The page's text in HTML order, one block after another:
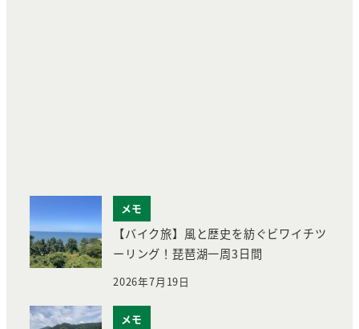
メモ
【バイク旅】風と歴史を紡ぐビワイチツ
ーリング！琵琶湖一周3日間
2026年7月19日
メモ